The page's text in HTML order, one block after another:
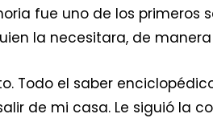
fue uno de los primeros
la necesitara, de
Todo el saber
de mi casa. Le siguió la